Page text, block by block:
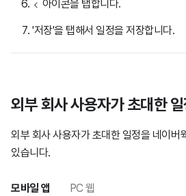
아이콘을 탭합니다.
'저장'을 탭해서 일정을 저장합니다.
외부 회사 사용자가 초대한
외부 회사 사용자가 초대한 일정을 네이버
있습니다.
모바일 앱 PC 웹